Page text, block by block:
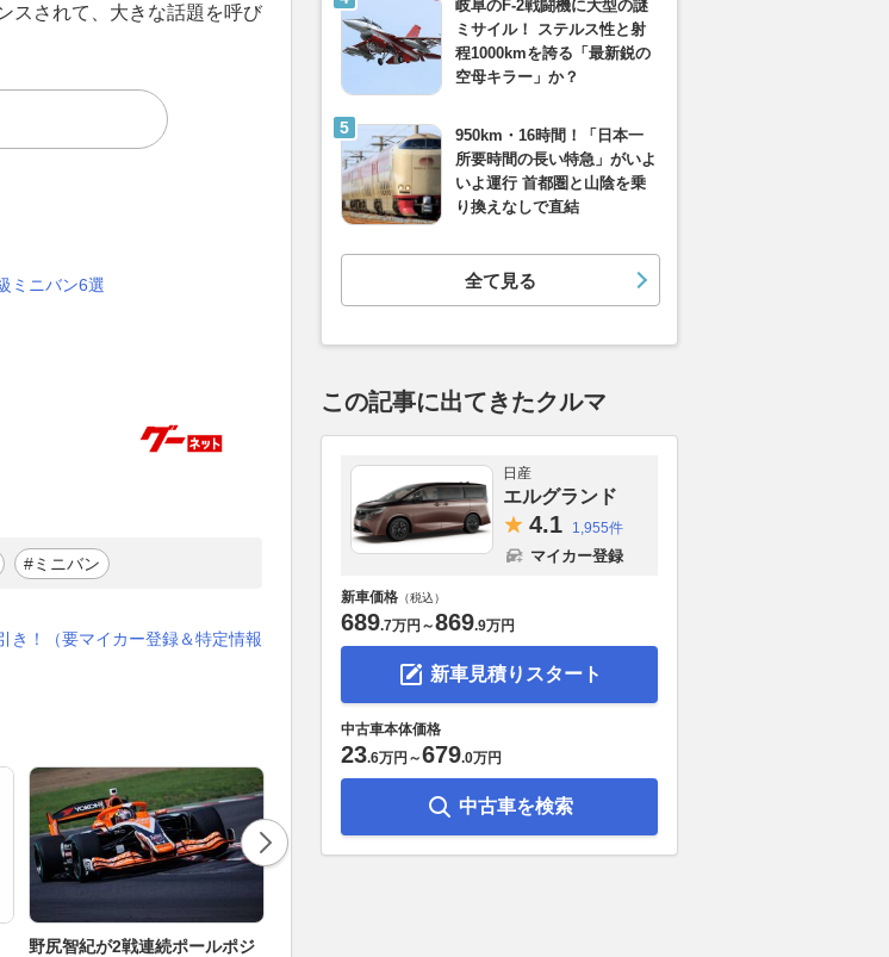
スされて、大きな話題を呼び
ミニバン6選
#ミニバン
き！（要マイカー登録＆特定情報
野尻智紀が2戦連続ポールポジ
岐阜のF-2戦闘機に大型の謎
ミサイル！ ステルス性と射
程1000kmを誇る「最新鋭の
空母キラー」か？
950km・16時間！「日本一
所要時間の長い特急」がいよ
いよ運行 首都圏と山陰を乗
り換えなしで直結
全て見る
この記事に出てきたクルマ
日産
エルグランド
4.1 1,955件
マイカー登録
新車価格 （税込）
689.7万円 ～869.9万円
新車見積りスタート
中古車本体価格
23.6万円 ～679.0万円
中古車を検索